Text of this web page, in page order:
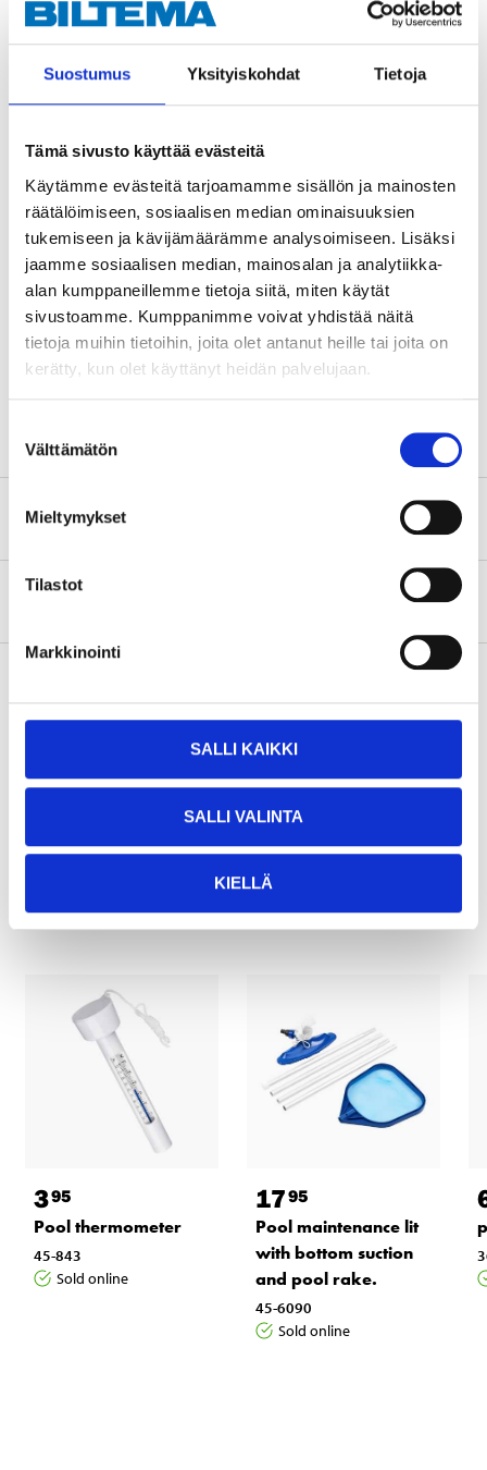
Suostumus Yksityiskohdat Tietoja
Tämä sivusto käyttää evästeitä
Käytämme evästeitä tarjoamamme sisällön ja mainosten
räätälöimiseen, sosiaalisen median ominaisuuksien
tukemiseen ja kävijämäärämme analysoimiseen. Lisäksi
jaamme sosiaalisen median, mainosalan ja analytiikka-
alan kumppaneillemme tietoja siitä, miten käytät
sivustoamme. Kumppanimme voivat yhdistää näitä
tietoja muihin tietoihin, joita olet antanut heille tai joita on
kerätty, kun olet käyttänyt heidän palvelujaan.
valinta
Välttämätön
Mieltymykset
Tilastot
Markkinointi
SALLI KAIKKI
SALLI VALINTA
KIELLÄ
0.5 kg chlorine tablet 20 g
0.5 l Clear Pool
1 floating dispenser
50 test sticks
Important:
Use biocides safely. Always read the label and product
information before use.
Danger
Causes severe skin burns and eye damage.
Very toxic to aquatic life.
Safety instructions and other information
Pay & Collect
READ MORE
Other customers also bought
395
Pool thermometer
45-843
Sold online
1795
Pool maintenance lit
with bottom suction
and pool rake.
45-6090
Sold online